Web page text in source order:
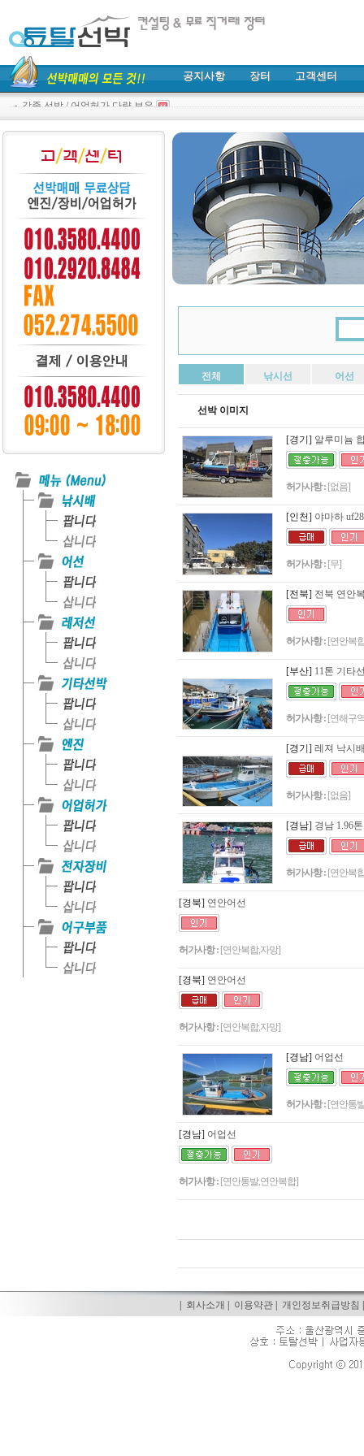
공지사항 장터 고객센터
각종 선박 / 어업허가 다량 보유
전체 낚시선 어선
선박 이미지
[경기] 알루미늄
허가사항 : [없음]
[인천] 야마하
허가사항 : [무]
[전북] 전북 연안
허가사항 : [연안복
[부산] 11톤 기타
허가사항 : [연해구
[경기] 레져 낙시
허가사항 : [없음]
[경남] 경남 1.96
허가사항 : [연안복
[경북] 연안어선
허가사항 : [연안복합,자망]
[경북] 연안어선
허가사항 : [연안복합,자망]
[경남] 어업선
허가사항 : [연안통
[경남] 어업선
허가사항 : [연안통발,연안복합]
회사소개 이용약관| 개인정보취급방침